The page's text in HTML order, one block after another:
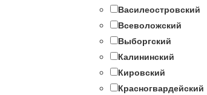
Василеостровский
Всеволожский
Выборгский
Калининский
Кировский
Красногвардейский